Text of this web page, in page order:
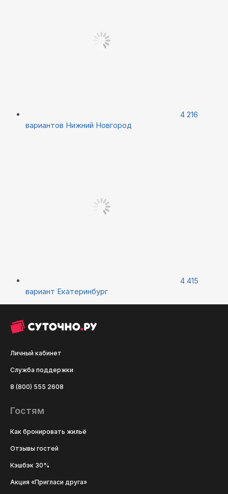
4 216
вариантов Нижний Новгород
4 415
вариант Екатеринбург
Личный кабинет
Служба поддержки
8 (800) 555 2608
Гостям
Как бронировать жильё
Отзывы гостей
Кэшбэк 30%
Акция «Пригласи друга»